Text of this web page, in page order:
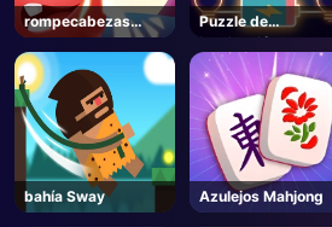
rompecabezas
Snack Rush
Puzzle de
iluminación
bahía Sway Azulejos Mahjong